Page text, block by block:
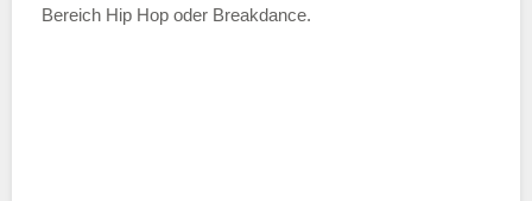
Bereich Hip Hop oder Breakdance.